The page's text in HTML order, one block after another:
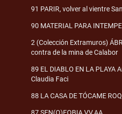
91 PARIR, volver al vientre
90 MATERIAL PARA
2 (Colección Extramuros)
contra de la mina de Calabor
89 EL DIABLO EN LA PLAYA
Claudia Faci
88 LA CASA DE TÓCAME